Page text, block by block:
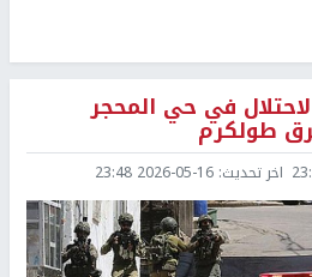
في حي المحجر
طولكرم
اخر تحديث: 2026-05-16 23:48